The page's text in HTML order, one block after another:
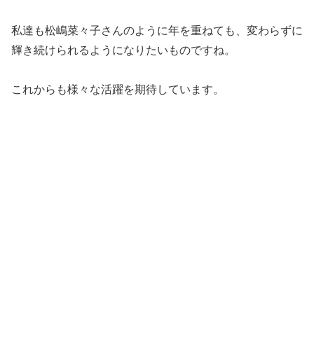
私達も松嶋菜々子さんのように年を重ねても、変わらずに
輝き続けられるようになりたいものですね。
これからも様々な活躍を期待しています。